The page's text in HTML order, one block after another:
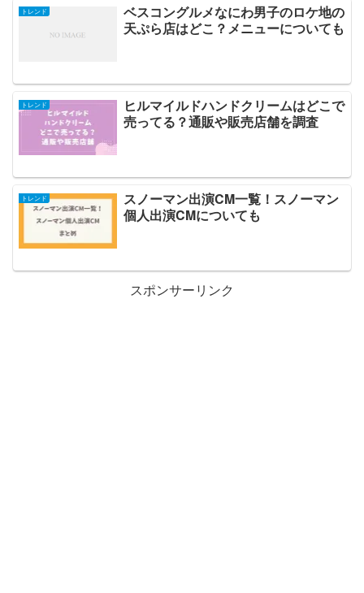
トレンド
ベスコングルメなにわ男子のロケ地の
天ぷら店はどこ？メニューについても
トレンド
ヒルマイルドハンドクリームはどこで
売ってる？通販や販売店舗を調査
トレンド
スノーマン出演CM一覧！スノーマン
個人出演CMについても
スポンサーリンク